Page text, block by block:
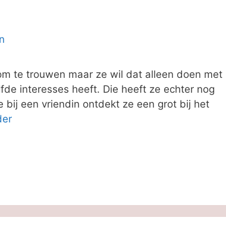
te trouwen maar ze wil dat alleen doen met
interesses heeft. Die heeft ze echter nog
bij een vriendin ontdekt ze een grot bij het